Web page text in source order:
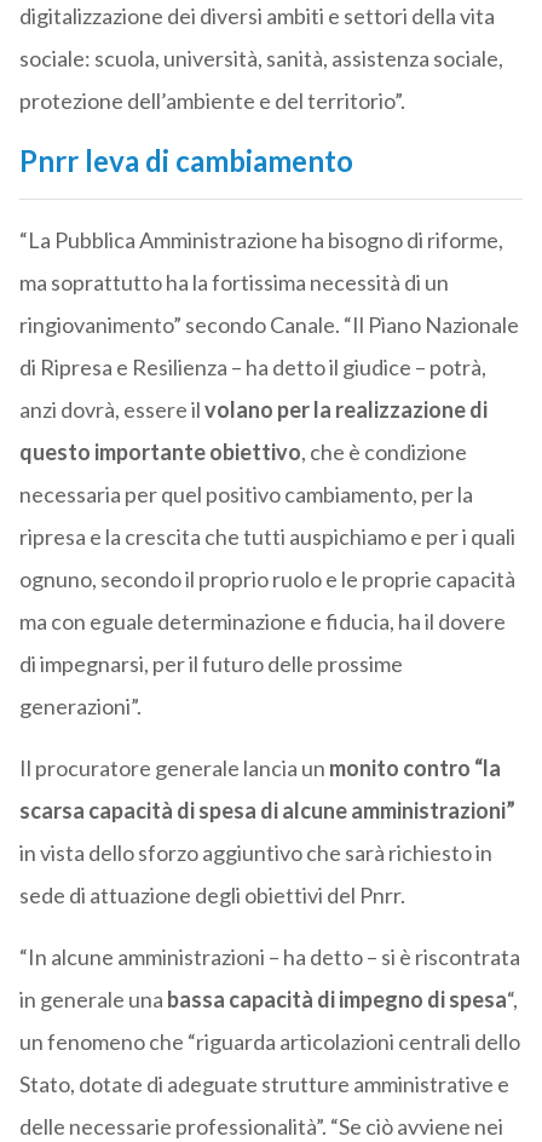
digitalizzazione dei diversi ambiti e settori della vita
sociale: scuola, università, sanità, assistenza sociale,
protezione dell’ambiente e del territorio”.
Pnrr leva di cambiamento
“La Pubblica Amministrazione ha bisogno di riforme,
ma soprattutto ha la fortissima necessità di un
ringiovanimento” secondo Canale. “Il Piano Nazionale
di Ripresa e Resilienza – ha detto il giudice – potrà,
anzi dovrà, essere ilvolano per la realizzazione di
questo importante obiettivo, che è condizione
necessaria per quel positivo cambiamento, per la
ripresa e la crescita che tutti auspichiamo e per i quali
ognuno, secondo il proprio ruolo e le proprie capacità
ma con eguale determinazione e fiducia, ha il dovere
di impegnarsi, per il futuro delle prossime
generazioni”.
Il procuratore generale lancia un monito contro “la
scarsa capacità di spesa di alcune amministrazioni”
in vista dello sforzo aggiuntivo che sarà richiesto in
sede di attuazione degli obiettivi del Pnrr.
“In alcune amministrazioni – ha detto – si è riscontrata
in generale una bassa capacità di impegno di spesa“,
un fenomeno che “riguarda articolazioni centrali dello
Stato, dotate di adeguate strutture amministrative e
delle necessarie professionalità”. “Se ciò avviene nei